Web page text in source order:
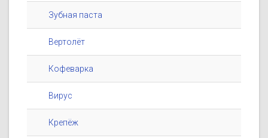
Зубная паста
Вертолёт
Кофеварка
Вирус
Крепёж